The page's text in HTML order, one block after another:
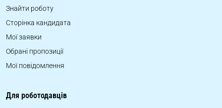
Знайти роботу
Сторінка кандидата
Мої заявки
Обрані пропозиції
Мої повідомлення
Для роботодавців